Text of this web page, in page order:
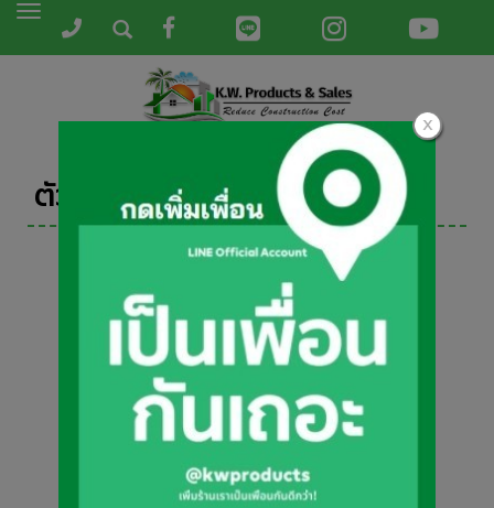
Toggle
navigation
ตัวจบฝ้า - ตัวเชื่อมฝ้า